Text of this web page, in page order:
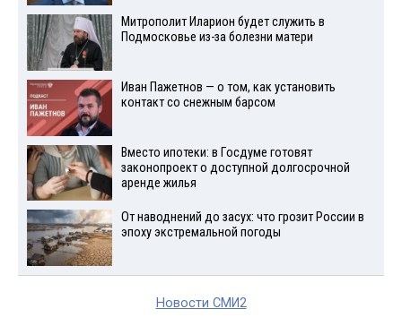
Митрополит Иларион будет служить в
Подмосковье из-за болезни матери
Иван Пажетнов — о том, как установить
контакт со снежным барсом
Вместо ипотеки: в Госдуме готовят
законопроект о доступной долгосрочной
аренде жилья
От наводнений до засух: что грозит России в
эпоху экстремальной погоды
Новости СМИ2